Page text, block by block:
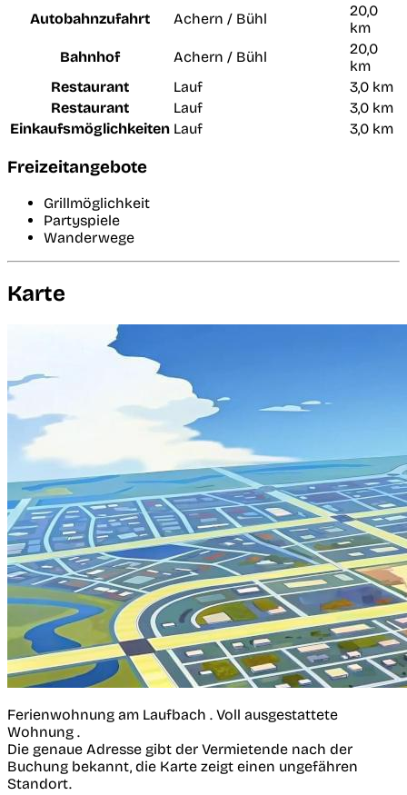
Autobahnzufahrt
Achern / Bühl
20,0
km
Bahnhof
Achern / Bühl
20,0
km
Restaurant
Lauf
3,0 km
Restaurant
Lauf
3,0 km
Einkaufsmöglichkeiten Lauf 3,0 km
Freizeitangebote
Grillmöglichkeit
Partyspiele
Wanderwege
Karte
Ferienwohnung am Laufbach . Voll ausgestattete
Wohnung .
Die genaue Adresse gibt der Vermietende nach der
Buchung bekannt, die Karte zeigt einen ungefähren
Standort.